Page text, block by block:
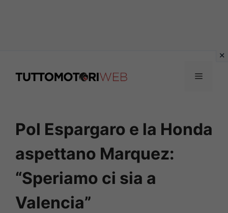
Menu
Pol Espargaro e la Honda
aspettano Marquez:
“Speriamo ci sia a
Valencia”